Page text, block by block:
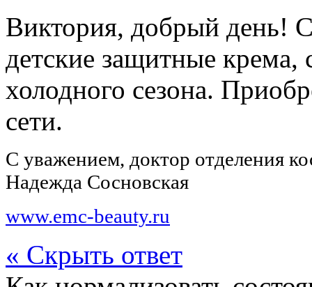
Виктория, добрый день!
детские защитные крема,
холодного сезона.
сети.
С уважением, доктор отделения
Надежда Сосновская
www.emc-beauty.ru
« Скрыть ответ